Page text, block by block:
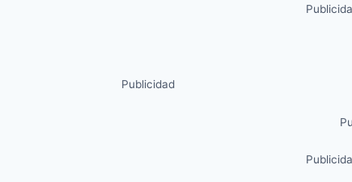
Publicidad